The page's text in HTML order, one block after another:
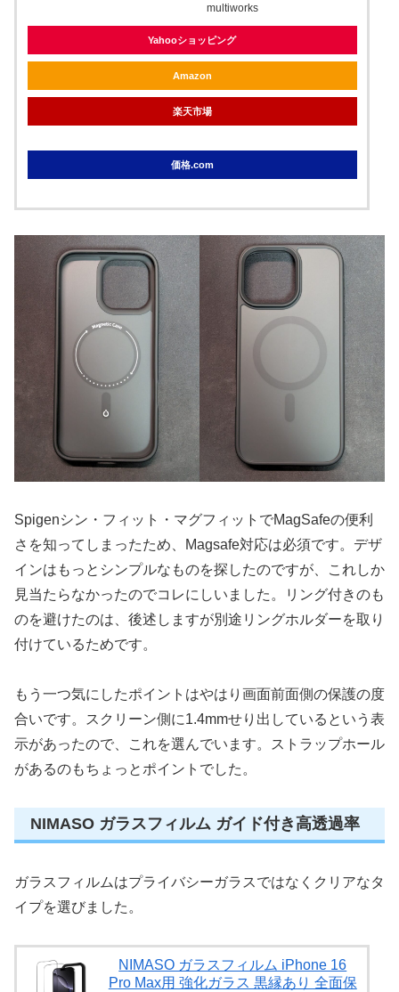
multiworks
Yahooショッピング
Amazon
楽天市場
価格.com
Spigenシン・フィット・マグフィットでMagSafeの便利
さを知ってしまったため、Magsafe対応は必須です。デザ
インはもっとシンプルなものを探したのですが、これしか
見当たらなかったのでコレにしいました。リング付きのも
のを避けたのは、後述しますが別途リングホルダーを取り
付けているためです。
もう一つ気にしたポイントはやはり画面前面側の保護の度
合いです。スクリーン側に1.4mmせり出しているという表
示があったので、これを選んでいます。ストラップホール
があるのもちょっとポイントでした。
NIMASO ガラスフィルム ガイド付き高透過率
ガラスフィルムはプライバシーガラスではなくクリアなタ
イプを選びました。
NIMASO ガラスフィルム iPhone 16
Pro Max用 強化ガラス 黒縁あり 全面保